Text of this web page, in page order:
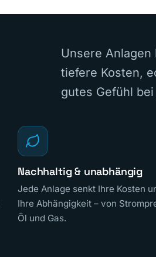
Unsere
tiefere Kosten,
gutes Gefühl
Nachhaltig & unabhängig
Jede Anlage senkt Ihre Kosten
Ihre Abhängigkeit – von
Öl und Gas.